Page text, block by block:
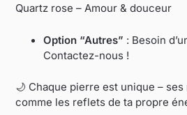
Quartz rose – Amour & douceur
Option “Autres” : Besoin
Contactez-nous !
🌙 Chaque pierre est unique –
comme les reflets de ta propre